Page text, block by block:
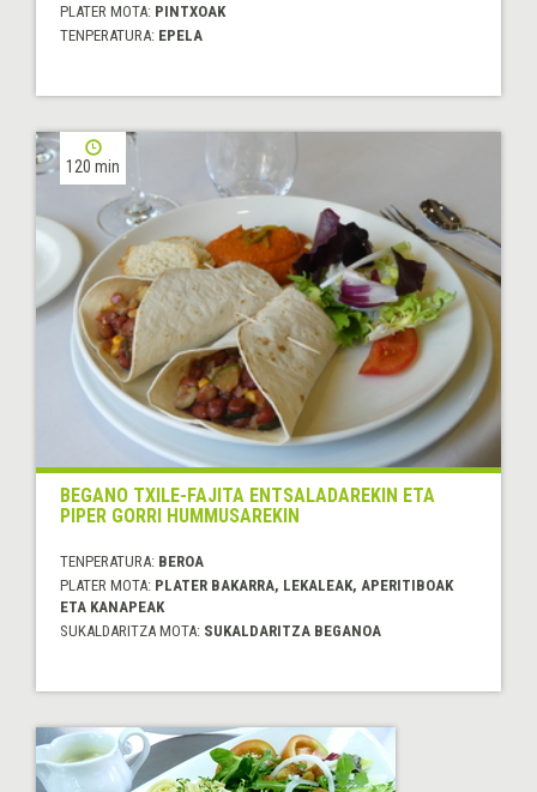
PLATER MOTA: PINTXOAK
TENPERATURA: EPELA
120 min
BEGANO TXILE-FAJITA ENTSALADAREKIN ETA
PIPER GORRI HUMMUSAREKIN
TENPERATURA: BEROA
PLATER MOTA: PLATER BAKARRA, LEKALEAK, APERITIBOAK
ETA KANAPEAK
SUKALDARITZA MOTA: SUKALDARITZA BEGANOA